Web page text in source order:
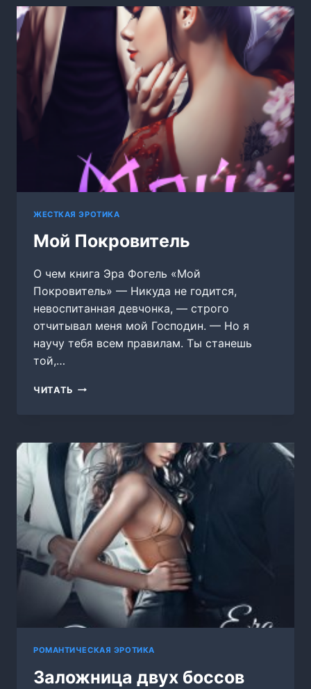
ЖЕСТКАЯ ЭРОТИКА
Мой Покровитель
О чем книга Эра Фогель «Мой
Покровитель» — Никуда не годится,
невоспитанная девчонка, — строго
отчитывал меня мой Господин. — Но я
научу тебя всем правилам. Ты станешь
той,…
ЧИТАТЬ МОЙ
РОМАНТИЧЕСКАЯ ЭРОТИКА
Заложница двух боссов